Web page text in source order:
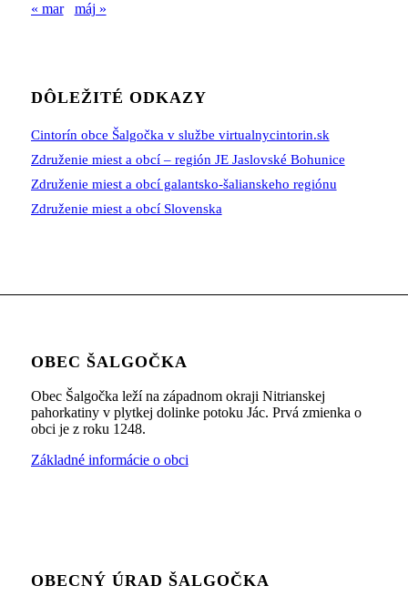
« mar máj »
DÔLEŽITÉ ODKAZY
Cintorín obce Šalgočka v službe virtualnycintorin.sk
Združenie miest a obcí – región JE Jaslovské Bohunice
Združenie miest a obcí galantsko-šalianskeho regiónu
Združenie miest a obcí Slovenska
OBEC ŠALGOČKA
Obec Šalgočka leží na západnom okraji Nitrianskej
pahorkatiny v plytkej dolinke potoku Jác. Prvá zmienka o
obci je z roku 1248.
Základné informácie o obci
OBECNÝ ÚRAD ŠALGOČKA